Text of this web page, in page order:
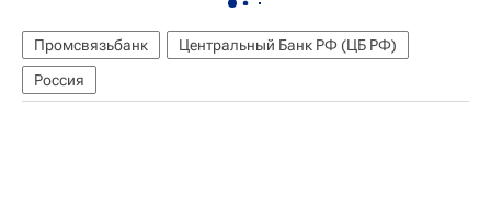
Промсвязьбанк
Центральный Банк РФ (ЦБ РФ)
Россия